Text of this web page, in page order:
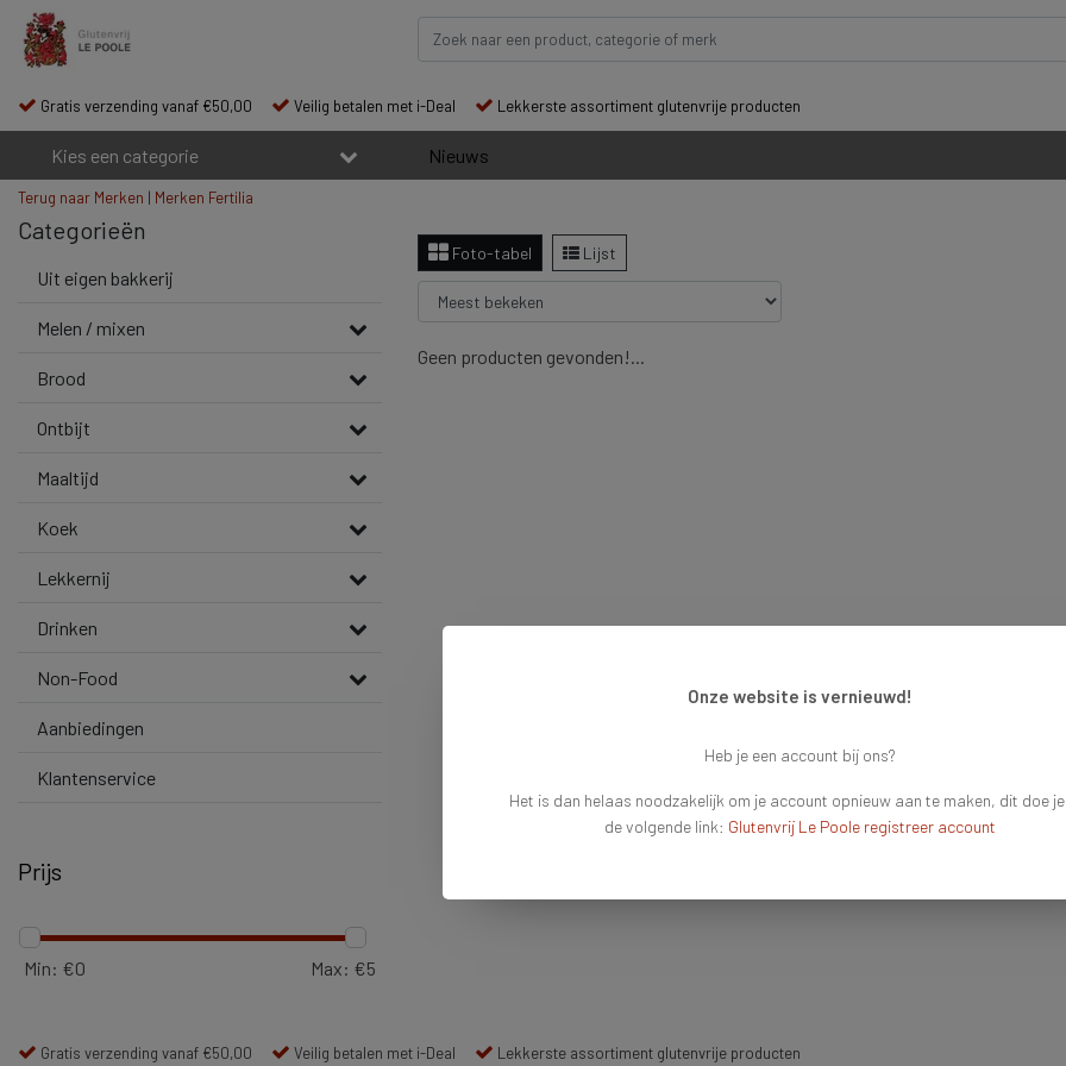
Gratis verzending vanaf €50,00 Veilig betalen met i-Deal Lekkerste assortiment glutenvrije producten
Kies een categorie Nieuws
Terug naar Merken | Merken Fertilia
Categorieën
Uit eigen bakkerij
Melen / mixen
Brood
Ontbijt
Maaltijd
Koek
Lekkernij
Drinken
Non-Food
Aanbiedingen
Klantenservice
Prijs
Min: €0 Max: €5
Foto-tabel Lijst
Geen producten gevonden!...
Gratis verzending vanaf €50,00 Veilig betalen met i-Deal Lekkerste assortiment glutenvrije producten
Onze website is vernieuwd!
Heb je een account bij ons?
Het is dan helaas noodzakelijk om je account opnieuw aan te maken, dit doe
de volgende link: Glutenvrij Le Poole registreer account